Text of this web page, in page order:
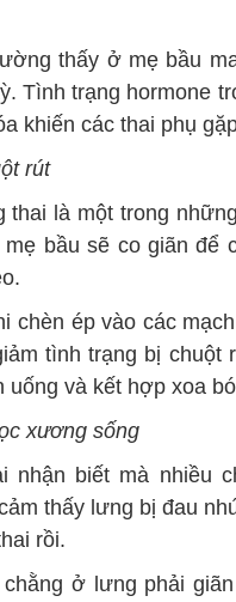
thấy ở mẹ bầu
Tình trạng hormone
khiến các thai phụ
rút
thai là một trong
bầu sẽ co giãn để
chèn ép vào các
tình trạng bị chuột
uống và kết hợp xoa
xương sống
nhận biết mà nhiều
thấy lưng bị đau
rồi.
chằng ở lưng phải